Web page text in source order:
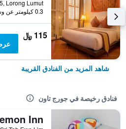
0.3 كيلومتر عن وسط المدينة
115 ﷼
شاهد المزيد من الفنادق القريبة
فنادق رخيصة في جورج تاون
Inn